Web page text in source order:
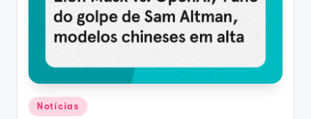
Posted
Notícias